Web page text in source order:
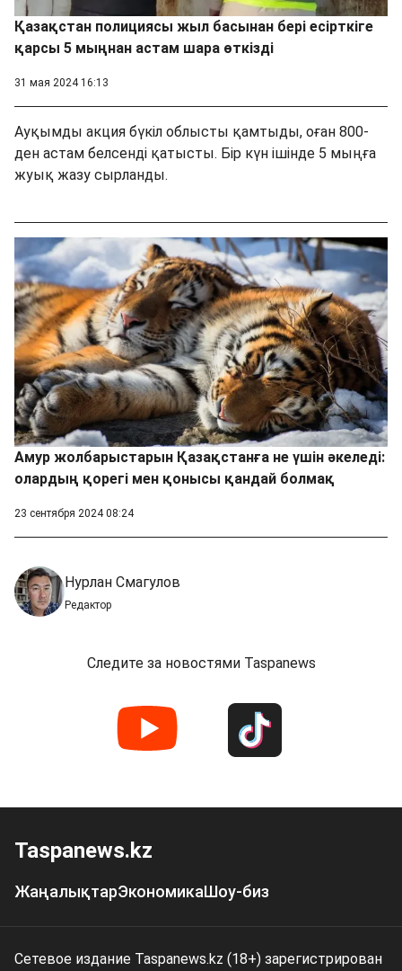
Қазақстан полициясы жыл басынан бері есірткіге
қарсы 5 мыңнан астам шара өткізді
31 мая 2024 16:13
Ауқымды акция бүкіл облысты қамтыды, оған 800-
ден астам белсенді қатысты. Бір күн ішінде 5 мыңға
жуық жазу сырланды.
Амур жолбарыстарын Қазақстанға не үшін әкеледі:
олардың қорегі мен қонысы қандай болмақ
23 сентября 2024 08:24
Нурлан Смагулов
Редактор
Следите за новостями Taspanews
Taspanews.kz
ЖаңалықтарЭкономикаШоу-биз
Сетевое издание Taspanews.kz (18+) зарегистрирован